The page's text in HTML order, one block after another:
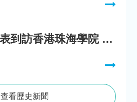
阿拉伯商會代表到訪香港珠海學院 參與「一帶一路」政策圓桌會議
查看歷史新聞